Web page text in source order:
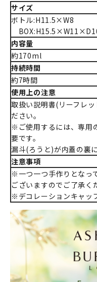
サイズ
ボトル:H11.5×W8
内容量
約170ml
持続時間
約7時間
使用上の注意
取扱い説明書(リーフレ
ださい。
※ご使用するには、専
要です。
漏斗(ろうと)が内蓋の裏
注意事項
※一つ一つ手作りとなっ
ございますのでご了承く
※デコレーションキャッ